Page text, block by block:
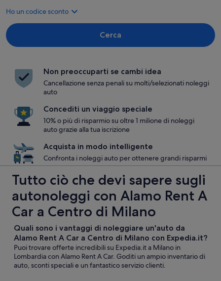
Ho un codice sconto
Cerca
Non preoccuparti se cambi idea
Cancellazione senza penali su molti/selezionati noleggi
auto
Concediti un viaggio speciale
10% o più di risparmio su oltre 1 milione di noleggi
auto grazie alla tua iscrizione
Acquista in modo intelligente
Confronta i noleggi auto per ottenere grandi risparmi
Tutto ciò che devi sapere sugli
autonoleggi con Alamo Rent A
Car a Centro di Milano
Quali sono i vantaggi di noleggiare un'auto da
Alamo Rent A Car a Centro di Milano con Expedia.it?
Puoi trovare offerte incredibili su Expedia.it a Milano in
Lombardia con Alamo Rent A Car. Goditi un ampio inventario di
auto, sconti speciali e un fantastico servizio clienti.